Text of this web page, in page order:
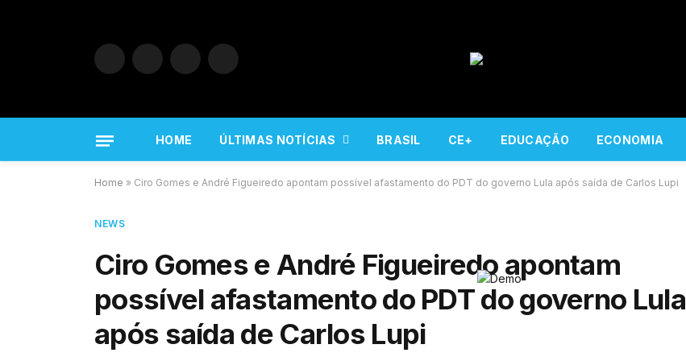
Facebook InstagramYouTube
HOME ÚLTIMAS NOTÍCIAS BRASIL CE+ EDUCAÇÃO ECONOMIA
Home » Ciro Gomes e André Figueiredo apontam possível afastamento do PDT do governo Lula após saída de Carlos Lupi
NEWS
Ciro Gomes e André Figueiredo apontam
possível afastamento do PDT do governo Lula
após saída de Carlos Lupi